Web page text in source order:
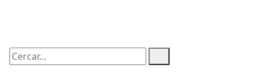
Cercar: